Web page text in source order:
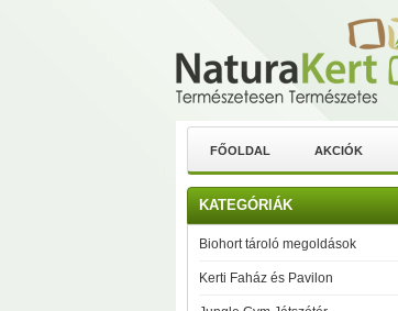
FŐOLDAL AKCIÓK
KATEGÓRIÁK
Biohort tároló megoldások
Kerti Faház és Pavilon